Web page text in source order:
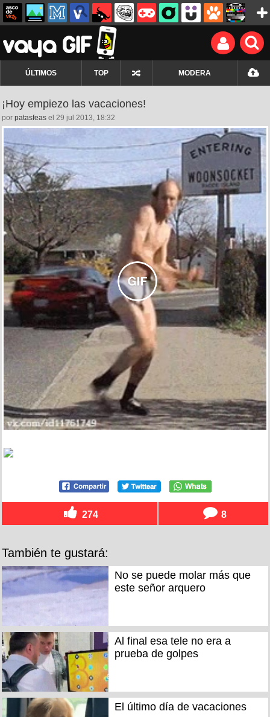
ÚLTIMOS TOP MODERA
¡Hoy empiezo las vacaciones!
por patasfeas el 29 jul 2013, 18:32
274 8
También te gustará:
No se puede molar más que
este señor arquero
Al final esa tele no era a
prueba de golpes
El último día de vacaciones